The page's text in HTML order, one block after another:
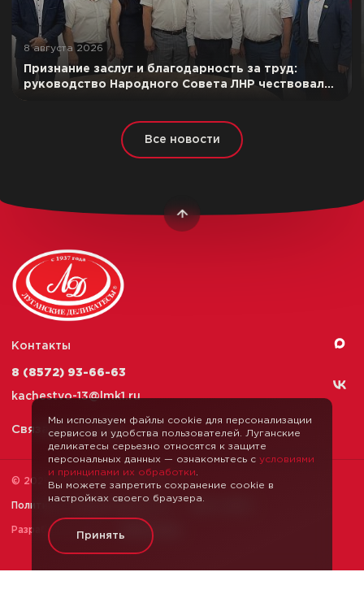
Мы используем файлы cookie для персонализации
сервисов и удобства пользователей. Луганские
деликатесы серьезно относятся к защите
персональных данных — ознакомьтесь с условиями
и принципами их обработки
Вы можете запретить сохранение cookie в
настройках своего браузера.
Принять
8 августа 2026
Признание заслуг и благодарность за труд:
руководство Народного Совета ЛНР чествовало
Все новости
Контакты
8 (8572) 93-66-63
kachestvo-13@lmk1.ru
Связаться с нами
© 2026 Луганские Деликатесы
Политика конфиденциальности Карта сайта
Разработка сайта — Webformula